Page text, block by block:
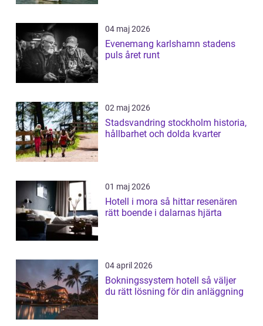
04 maj 2026
Evenemang karlshamn stadens
puls året runt
02 maj 2026
Stadsvandring stockholm historia,
hållbarhet och dolda kvarter
01 maj 2026
Hotell i mora så hittar resenären
rätt boende i dalarnas hjärta
04 april 2026
Bokningssystem hotell så väljer
du rätt lösning för din anläggning